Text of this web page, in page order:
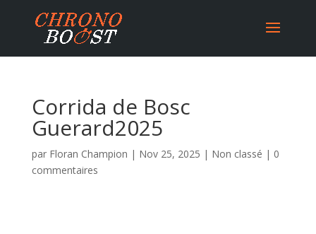
Corrida de Bosc
Guerard2025
par Floran Champion | Nov 25, 2025 | Non classé | 0
commentaires